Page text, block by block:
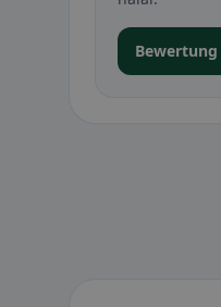
Bewertung